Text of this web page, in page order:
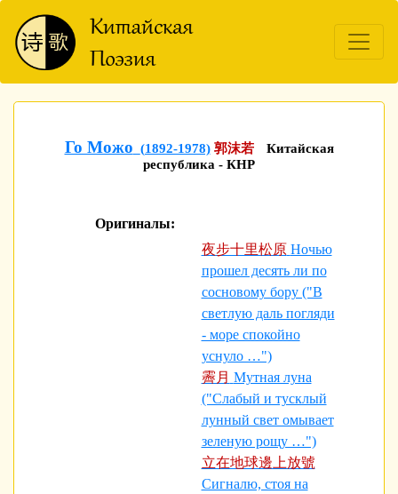
Го Можо (1892-1978) 郭沫若
Китайская
республика - КНР
Оригиналы:
夜步十里松原 Ночью
прошел десять ли по
сосновому бору ("В
светлую даль погляди
- море спокойно
уснуло …")
霽月 Мутная луна
("Слабый и тусклый
лунный свет омывает
зеленую рощу …")
立在地球邊上放號
Сигналю, стоя на